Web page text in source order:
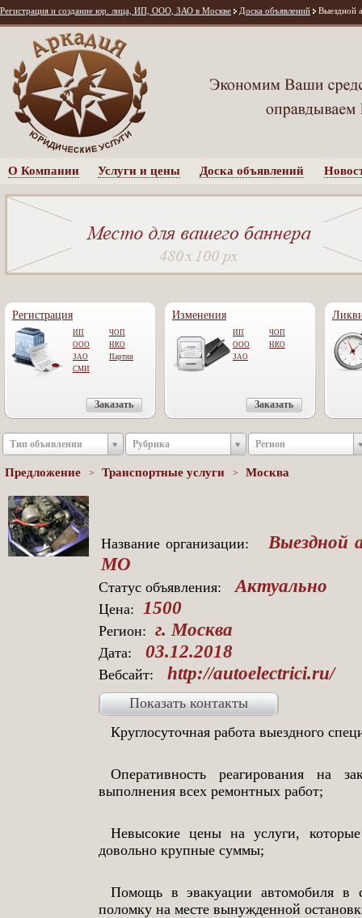
Регистрация и создание юр. лица, ИП, ООО, ЗАО в Москве Доска объявлений Выездной
О Компании Услуги и цены Доска объявлений
Регистрация
ИП
ЧОП
ООО
НКО
ЗАО
Партии
СМИ
Заказать
Изменения
ИП
ЧОП
OOO
НКО
ЗАО
Заказать
Тип объявления Рубрика Регион
Предложение > Транспортные услуги > Москва
Название организации:
Выездной
МО
Статус объявления: Актуально
Цена: 1500
Регион: г. Москва
Дата: 03.12.2018
Вебсайт: http://autoelectrici.ru/
Показать контакты
Круглосуточная работа выездного
Оперативность реагирования на
выполнения всех ремонтных работ;
Невысокие цены на услуги,
довольно крупные суммы;
Помощь в эвакуации автомобиля в
поломку на месте вынужденной